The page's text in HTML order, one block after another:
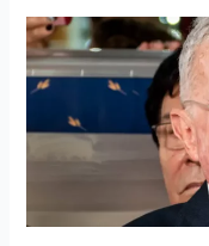
Uribe
es
sentenciado
prisión